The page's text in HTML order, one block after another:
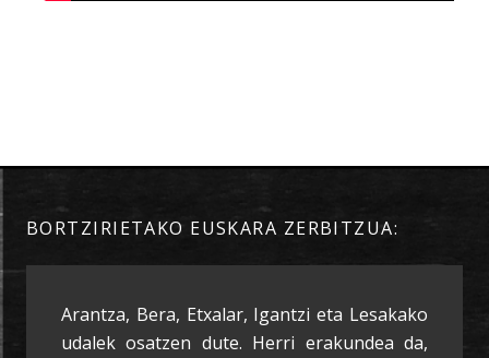
BORTZIRIETAKO EUSKARA ZERBITZUA:
Arantza, Bera, Etxalar, Igantzi eta Lesakako
udalek osatzen dute. Herri erakundea da,